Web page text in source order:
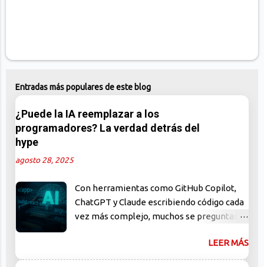
Entradas más populares de este blog
¿Puede la IA reemplazar a los
programadores? La verdad detrás del
hype
agosto 28, 2025
Con herramientas como GitHub Copilot,
ChatGPT y Claude escribiendo código cada
vez más complejo, muchos se preguntan:
extinción? En este artículo, desmontamos
el mito, analizamos el verdadero impacto
LEER MÁS